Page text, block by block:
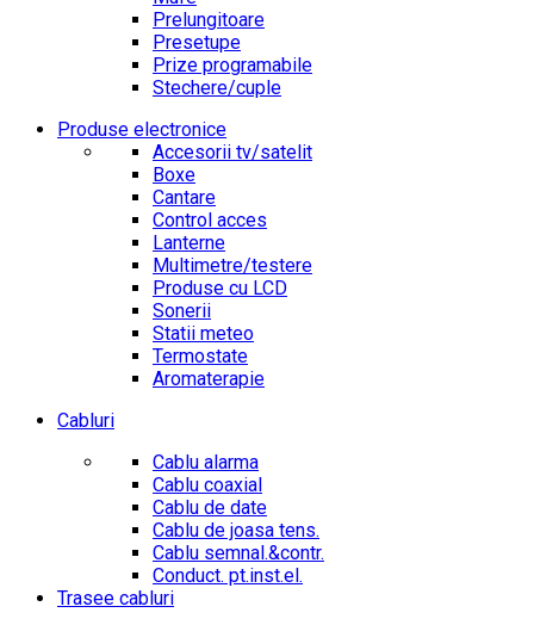
Prelungitoare
Presetupe
Prize programabile
Stechere/cuple
Produse electronice
Accesorii tv/satelit
Boxe
Cantare
Control acces
Lanterne
Multimetre/testere
Produse cu LCD
Sonerii
Statii meteo
Termostate
Aromaterapie
Cabluri
Cablu alarma
Cablu coaxial
Cablu de date
Cablu de joasa tens.
Cablu semnal.&contr.
Conduct. pt.inst.el.
Trasee cabluri